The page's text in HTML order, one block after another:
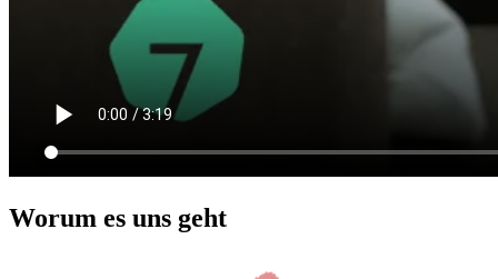
Worum es uns geht